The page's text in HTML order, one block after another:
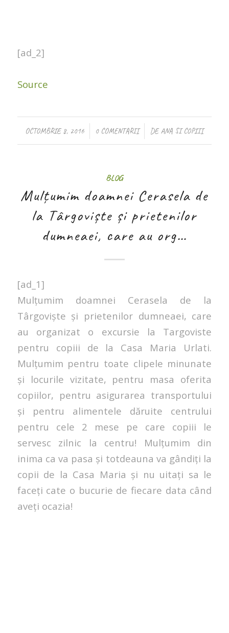
[ad_2]
Source
OCTOMBRIE 8, 2016
/ 0 COMENTARII
/ DE ANA SI COPIII
BLOG
Mulțumim doamnei Cerasela de
la Târgoviște și prietenilor
dumneaei, care au org…
[ad_1]
Mulțumim doamnei Cerasela de la
Târgoviște și prietenilor dumneaei, care
au organizat o excursie la Targoviste
pentru copiii de la Casa Maria Urlati.
Mulțumim pentru toate clipele minunate
și locurile vizitate, pentru masa oferita
copiilor, pentru asigurarea transportului
și pentru alimentele dăruite centrului
pentru cele 2 mese pe care copiii le
servesc zilnic la centru! Mulțumim din
inima ca va pasa și totdeauna va gândiți la
copii de la Casa Maria și nu uitați sa le
faceți cate o bucurie de fiecare data când
aveți ocazia!